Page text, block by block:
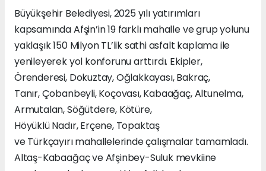
Büyükşehir Belediyesi, 2025 yılı yatırımları
kapsamında Afşin’in 19 farklı mahalle ve grup yolunu
yaklaşık 150 Milyon TL’lik sathi asfalt kaplama ile
yenileyerek yol konforunu arttırdı. Ekipler,
Örenderesi, Dokuztay, Oğlakkayası, Bakraç,
Tanır, Çobanbeyli, Koçovası, Kabaağaç, Altunelma,
Armutalan, Söğütdere, Kötüre,
Höyüklü Nadır, Erçene, Topaktaş
ve Türkçayırı mahallelerinde çalışmalar tamamladı.
Altaş-Kabaağaç ve Afşinbey-Suluk mevkiine